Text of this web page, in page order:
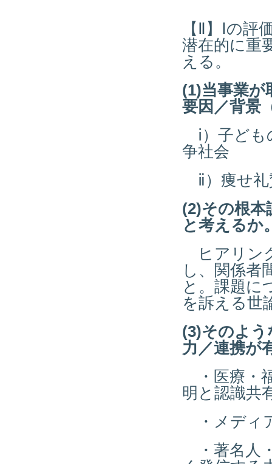
【Ⅱ】Ⅰの
潜在的に重
える。
(1)当事業が
要因／背景
ⅰ）子ども
争社会
ⅱ）痩せ礼
(2)その根本
と考えるか
ヒアリン
し、関係者
と。課題に
を訴える世
(3)そのよ
力／連携が
・医療・
明と認識共
・メディ
・著名人